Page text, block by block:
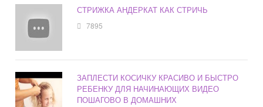
СТРИЖКА АНДЕРКАТ КАК СТРИЧЬ
7895
ЗАПЛЕСТИ КОСИЧКУ КРАСИВО И БЫСТРО
РЕБЕНКУ ДЛЯ НАЧИНАЮЩИХ ВИДЕО
ПОШАГОВО В ДОМАШНИХ